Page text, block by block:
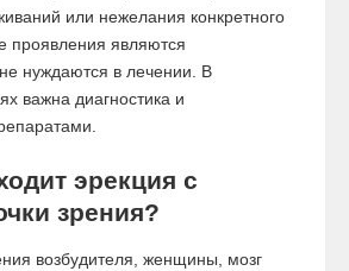
или нежелания конкретного
проявления являются
нуждаются в лечении. В
важна диагностика и
эрекция с
зрения?
возбудителя, женщины, мозг